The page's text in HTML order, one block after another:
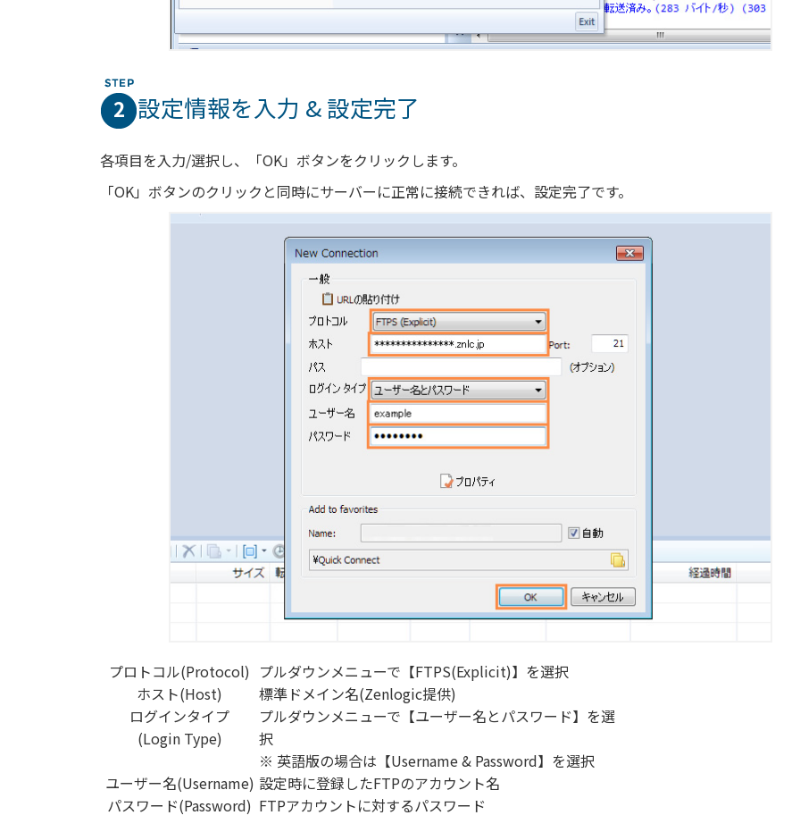
2 設定情報を入力 & 設定完了
各項目を入力/選択し、「OK」ボタンをクリックします。
「OK」ボタンのクリックと同時にサーバーに正常に接続できれば、設定完了です。
プロトコル(Protocol) プルダウンメニューで【FTPS(Explicit)】を選択
ホスト(Host)
標準ドメイン名(Zenlogic提供)
ログインタイプ
(Login Type)
プルダウンメニューで【ユーザー名とパスワード】を選
択
※ 英語版の場合は【Username & Password】を選択
ユーザー名(Username) 設定時に登録したFTPのアカウント名
パスワード(Password) FTPアカウントに対するパスワード